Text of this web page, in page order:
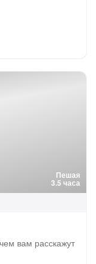
Пешая
3.5 часа
вам расскажут